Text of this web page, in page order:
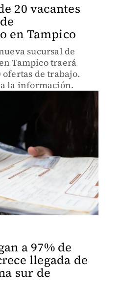
20 vacantes
en Tampico
sucursal de
Tampico traerá
ofertas de trabajo.
la información.
a 97% de
llegada de
sur de